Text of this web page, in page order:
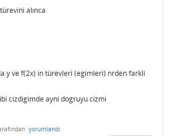
alınca
y ve f(2x) in türevleri (egimleri) nrden farkli
cizdigimde ayni dogruyu cizmi
yorumlandı